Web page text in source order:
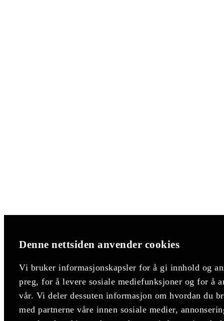
Denne nettsiden anvender cookies
Vi bruker informasjonskapsler for å gi innhold og
preg, for å levere sosiale mediefunksjoner og for å
vår. Vi deler dessuten informasjon om hvordan du
med partnerne våre innen sosiale medier,